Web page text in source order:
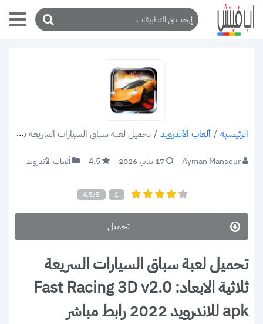
الرئيسية / ألعاب الأندرويد / تحميل لعبة سباق السيارات السريعة ثلاثية الابعاد: Fast Racing 3D v2.0 apk للاندرويد 2022 رابط مباشر
Ayman Mansour 17 يناير، 2026 4.5 ألعاب الأندرويد
4.5/5 1
تحميل
تحميل لعبة سباق السيارات السريعة
ثلاثية الابعاد: Fast Racing 3D v2.0
apk للاندرويد 2022 رابط مباشر